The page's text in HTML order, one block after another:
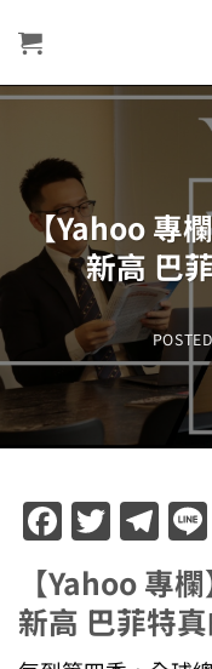
content
【Yahoo 專
新高 巴
【Yahoo 專
新高 巴菲特